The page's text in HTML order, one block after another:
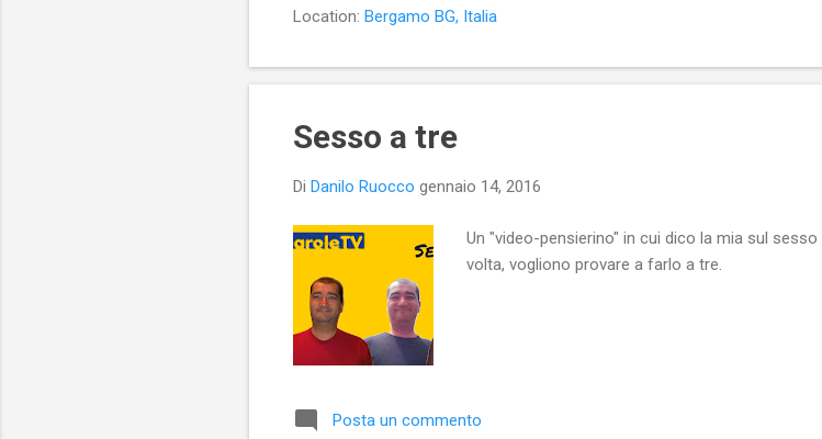
Location: Bergamo BG, Italia
Sesso a tre
Di Danilo Ruocco gennaio 14, 2016
Un "video-pensierino" in cui dico la mia sul
volta, vogliono provare a farlo a tre.
Posta un commento